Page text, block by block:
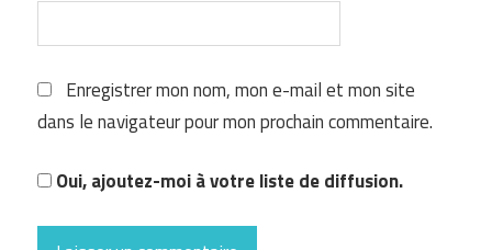
Enregistrer mon nom, mon e-mail et mon site
dans le navigateur pour mon prochain commentaire.
Oui, ajoutez-moi à votre liste de diffusion.